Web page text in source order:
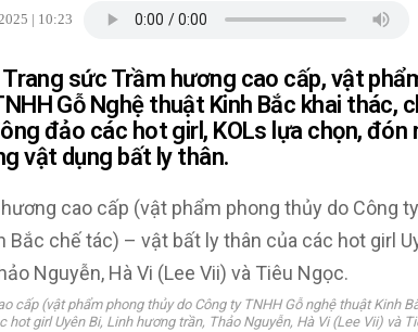
| 10:23
sức Trầm hương cao cấp, vật
Gỗ Nghệ thuật Kinh Bắc khai thác,
đảo các hot girl, KOLs lựa chọn, đón
vật dụng bất ly thân.
cấp (vật phẩm phong thủy do Công ty TNHH Gỗ nghệ thuật Kinh
hot girl Uyên Bi, Linh hương trần, Thảo Nguyễn, Hà Vi (Lee Vii) và